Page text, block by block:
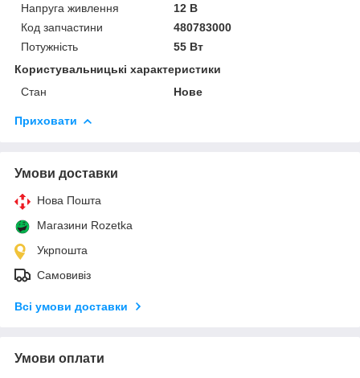
Напруга живлення
12 В
Код запчастини
480783000
Потужність
55 Вт
Користувальницькі характеристики
Стан
Нове
Приховати
Умови доставки
Нова Пошта
Магазини Rozetka
Укрпошта
Самовивіз
Всі умови доставки
Умови оплати